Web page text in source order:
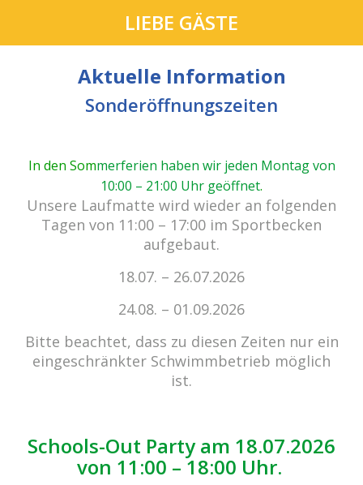
cabrio Senden - das Bad.
Außergewöhnlich, vielfältig!
Kein Einlass bei Gewitter
zu den E-Tickets
LIEBE GÄSTE
Aktuelle Information
Sonderöffnungszeiten
In den Sommerferien haben wir jeden Montag von
10:00 – 21:00 Uhr geöffnet.
Unsere Laufmatte wird wieder an folgenden
Tagen von 11:00 – 17:00 im Sportbecken
aufgebaut.
18.07. – 26.07.2026
24.08. – 01.09.2026
Bitte beachtet, dass zu diesen Zeiten nur ein
eingeschränkter Schwimmbetrieb möglich
ist.
Schools-Out Party am 18.07.2026
von 11:00 – 18:00 Uhr.